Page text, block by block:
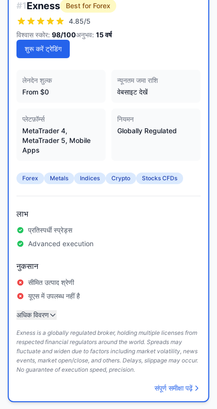
#1Exness
Best for Forex
4.85/5
विश्वास स्कोर: 98/100अनुभव: 15वर्ष
शुरू करें ट्रेडिंग
लेनदेन शुल्क
From $0
न्यूनतम जमा राशि
वेबसाइट देखें
प्लेटफ़ॉर्म्स
MetaTrader 4,
MetaTrader 5, Mobile
Apps
नियमन
Globally Regulated
Forex Metals Indices Crypto Stocks CFDs
लाभ
प्रतिस्पर्धी स्प्रेड्स
Advanced execution
नुकसान
सीमित उत्पाद श्रेणी
यूएस में उपलब्ध नहीं है
अधिक विवरण
Exness is a globally regulated broker, holding multiple licenses from
respected financial regulators around the world. Spreads may
fluctuate and widen due to factors including market volatility, news
events, market open/close, and others. Delays, slippage may occur.
No guarantee of execution speed, precision.
संपूर्ण समीक्षा पढ़ें